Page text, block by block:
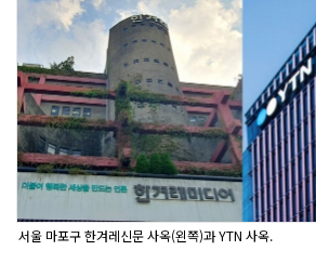
서울 마포구 한겨레신문 사옥(왼쪽)과 YTN 사옥.